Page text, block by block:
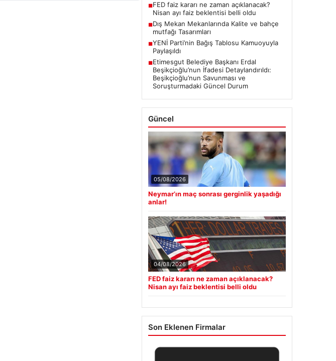
■FED faiz kararı ne zaman açıklanacak?
Nisan ayı faiz beklentisi belli oldu
■Dış Mekan Mekanlarında Kalite ve bahçe
mutfağı Tasarımları
■YENİ Parti’nin Bağış Tablosu Kamuoyuyla
Paylaşıldı
■Etimesgut Belediye Başkanı Erdal
Beşikçioğlu’nun İfadesi Detaylandırıldı:
Beşikçioğlu’nun Savunması ve
Soruşturmadaki Güncel Durum
Güncel
05/08/2026
Neymar’ın maç sonrası gerginlik yaşadığı
anlar!
04/08/2026
FED faiz kararı ne zaman açıklanacak?
Nisan ayı faiz beklentisi belli oldu
Son Eklenen Firmalar